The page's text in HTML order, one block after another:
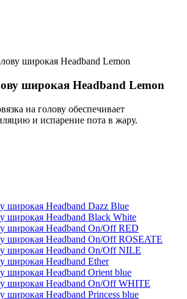
широкая Headband Lemon
широкая Headband Lemon
на голову обеспечивает
и испарение пота в жару.